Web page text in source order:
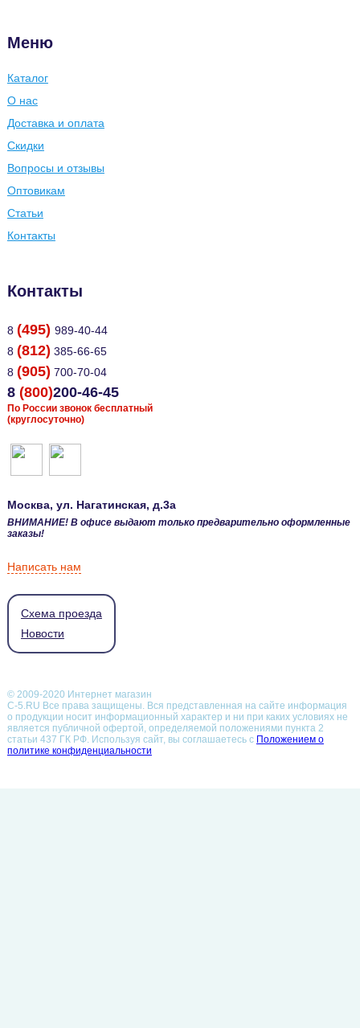
Меню
Каталог
О нас
Доставка и оплата
Скидки
Вопросы и отзывы
Оптовикам
Статьи
Контакты
Контакты
8 (495) 989-40-44
8 (812) 385-66-65
8 (905) 700-70-04
8 (800)200-46-45
По России звонок бесплатный
(круглосуточно)
Москва, ул. Нагатинская, д.3а
ВНИМАНИЕ! В офисе выдают только предварительно оформленные
заказы!
Написать нам
Схема проезда
Новости
© 2009-2020 Интернет магазин
С-5.RU Все права защищены. Вся представленная на сайте информация
о продукции носит информационный характер и ни при каких условиях не
является публичной офертой, определяемой положениями пункта 2
статьи 437 ГК РФ.Используя сайт, вы соглашаетесь с Положением о
политике конфиденциальности